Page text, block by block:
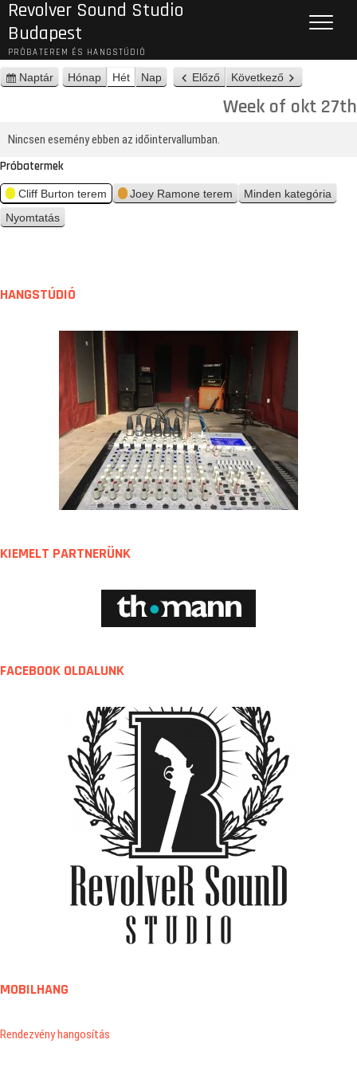
Revolver Sound Studio
Budapest
PRÓBATEREM ÉS HANGSTÚDIÓ
Naptár Hónap Hét Nap Előző Következő
Week of okt 27th
Nincsen esemény ebben az időintervallumban.
Próbatermek
Cliff Burton terem Joey Ramone terem
Minden kategória
Nyomtatás
t
HANGSTÚDIÓ
KIEMELT PARTNERÜNK
FACEBOOK OLDALUNK
MOBILHANG
Rendezvény hangosítás